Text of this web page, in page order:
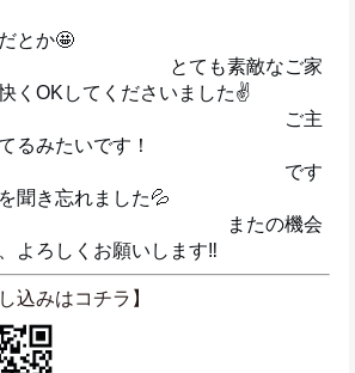
とか🤩
素敵なご家
くOKしてくださいました✌️
主
るみたいです！
す
聞き忘れました💦
の機会
よろしくお願いします‼️
込みはコチラ】